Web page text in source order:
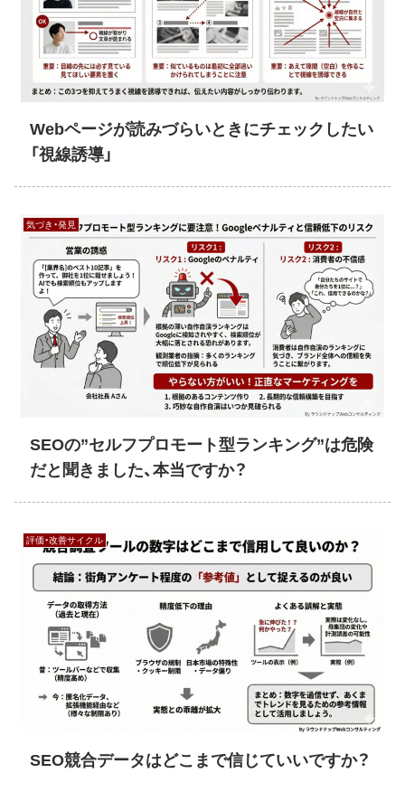
Webページが読みづらいときにチェックしたい
「視線誘導」
気づき・発見
SEOの”セルフプロモート型ランキング”は危険
だと聞きました、本当ですか？
評価・改善サイクル
SEO競合データはどこまで信じていいですか？